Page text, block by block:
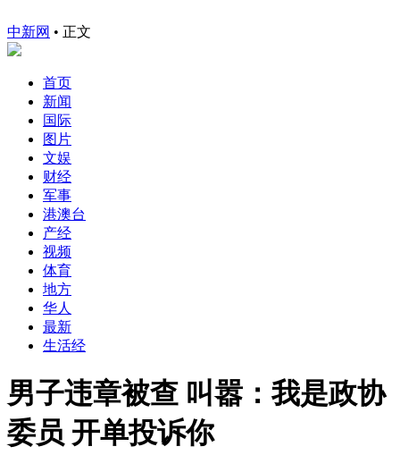
中新网 • 正文
首页
新闻
国际
图片
文娱
财经
军事
港澳台
产经
视频
体育
地方
华人
最新
生活经
男子违章被查 叫嚣：我是政协
委员 开单投诉你